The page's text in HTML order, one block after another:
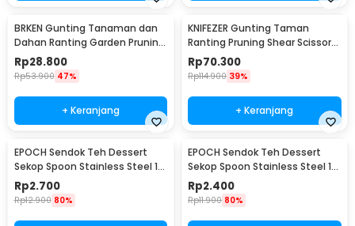
BRKEN Gunting Tanaman dan
Dahan Ranting Garden Pruning
Shears Scissors - XH-Y
Rp28.800
Rp53.900 47%
+ Keranjang
KNIFEZER Gunting Taman
Ranting Pruning Shear Scissors
20mm - 1025
Rp70.300
Rp114.900 39%
+ Keranjang
EPOCH Sendok Teh Dessert
Sekop Spoon Stainless Steel 1
PCS Square - LXY550
Rp2.700
Rp12.900 80%
EPOCH Sendok Teh Dessert
Sekop Spoon Stainless Steel 1
PCS Round - LXY550
Rp2.400
Rp11.900 80%